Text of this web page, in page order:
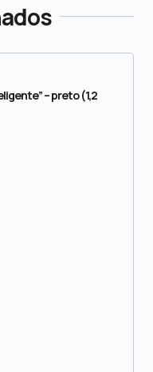
– preto (1,2